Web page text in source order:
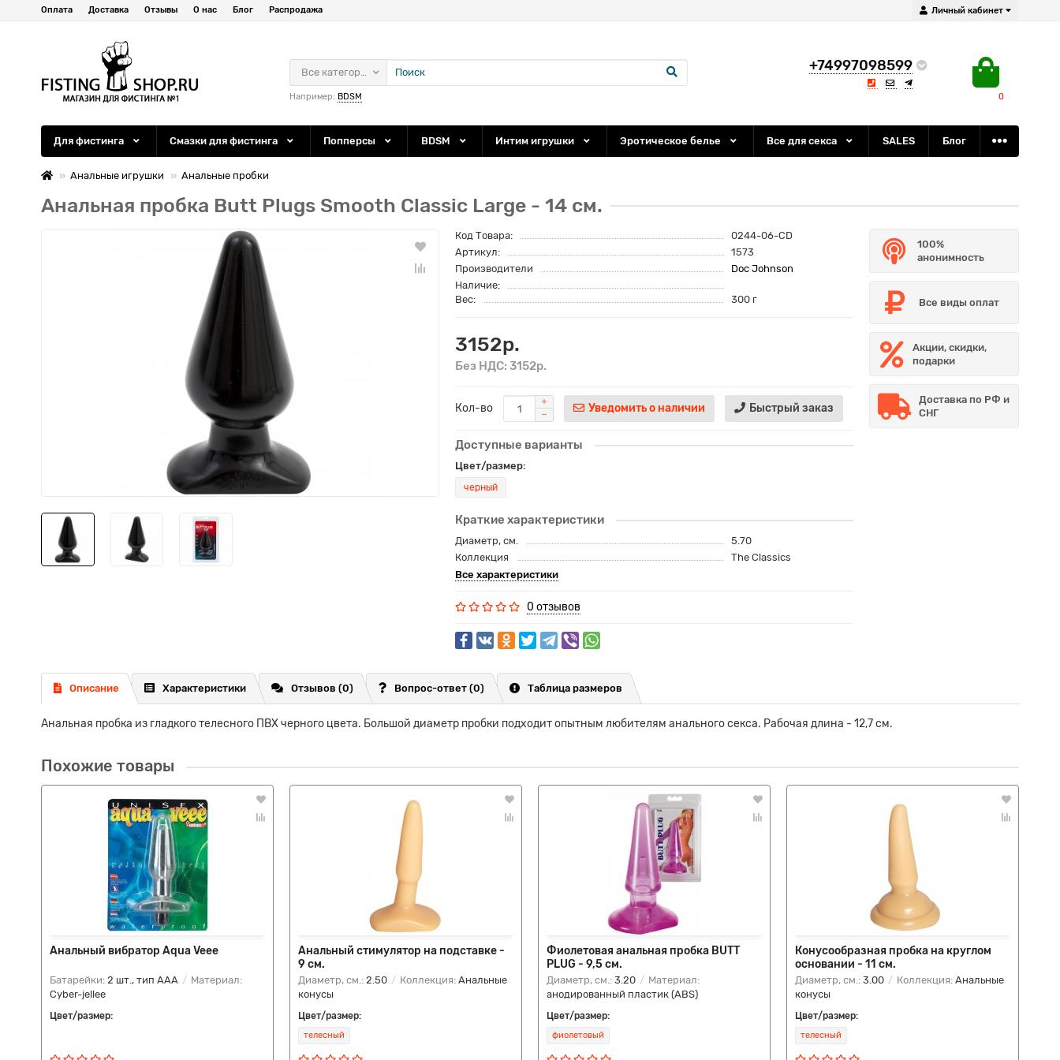
Личный кабинет
Оплата Доставка Отзывы О нас Блог Распродажа
+74997098599
0
Все категории
Например: BDSM
Для фистинга Смазки для фистинга Попперсы BDSM Интим игрушки Эротическое белье Все для секса SALES Блог
Анальные игрушки Анальные пробки
Анальная пробка Butt Plugs Smooth Classic Large - 14 см.
Код Товара:
0244-06-CD
Артикул:
1573
Производители
Doc Johnson
Наличие:
Вес:
300 г
3152р.
Без НДС: 3152р.
Кол-во Уведомить о наличии Быстрый заказ
Доступные варианты
Цвет/размер:
черный
Краткие характеристики
Диаметр, см.
5.70
Коллекция
The Classics
Все характеристики
0 отзывов
100%
анонимность
Все виды оплат
Акции, скидки,
подарки
Доставка по РФ и
СНГ
Описание Характеристики Отзывов (0) Вопрос-ответ (0) Таблица размеров
Анальная пробка из гладкого телесного ПВХ черного цвета. Большой диаметр пробки подходит опытным любителям анального секса. Рабочая длина - 12,7 см.
Похожие товары
Анальный вибратор Aqua Veee
Батарейки: 2 шт., тип AAA
Материал:
Cyber-jellee
Цвет/размер:
Анальный cтимулятор на подставке -
9 см.
Диаметр, см.: 2.50 Коллекция: Анальные
конусы
Цвет/размер:
телесный
Фиолетовая анальная пробка BUTT
PLUG - 9,5 см.
Диаметр, см.: 3.20
Материал:
анодированный пластик (ABS)
Цвет/размер:
фиолетовый
Конусообразная пробка на круглом
основании - 11 см.
Диаметр, см.: 3.00 Коллекция: Анальные
конусы
Цвет/размер:
телесный